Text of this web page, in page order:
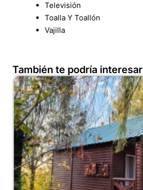
Televisión
Toalla Y Toallón
Vajilla
También te podría interesar